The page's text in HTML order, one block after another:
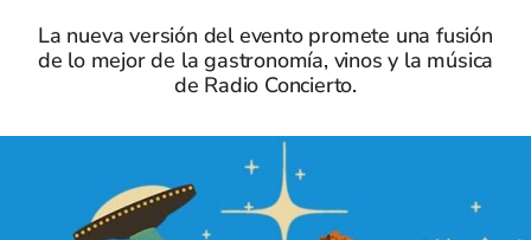
La nueva versión del evento promete una fusión
de lo mejor de la gastronomía, vinos y la música
de Radio Concierto.